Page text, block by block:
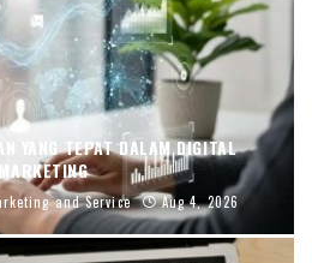
YANG TEPAT DALAM DIGITAL
MARKETING
and Service Aug 4, 2026